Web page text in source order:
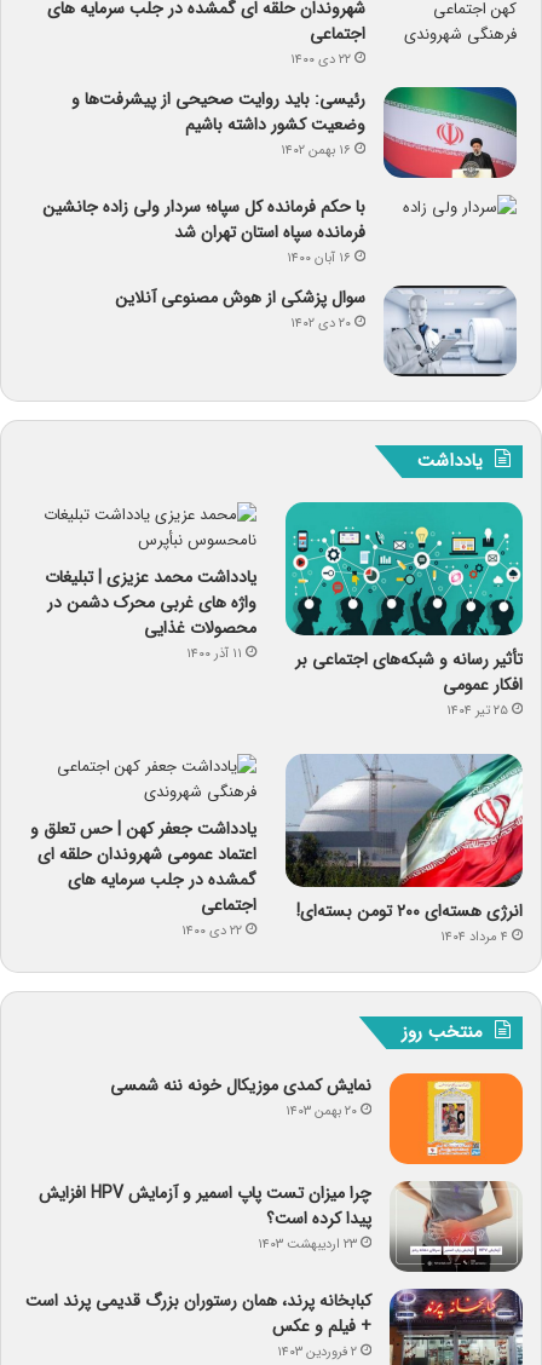
شهروندان حلقه ای گمشده در جلب سرمایه های
اجتماعی
۲۲ دی ۱۴۰۰
رئیسی: باید روایت صحیحی از پیشرفت‌ها و
وضعیت کشور داشته باشیم
۱۶ بهمن ۱۴۰۲
با حکم فرمانده کل سپاه؛ سردار ولی زاده جانشین
فرمانده سپاه استان تهران شد
۱۶ آبان ۱۴۰۰
سوال پزشکی از هوش مصنوعی آنلاین
۲۰ دی ۱۴۰۲
یادداشت
تأثیر رسانه و شبکه‌های اجتماعی بر
افکار عمومی
۲۵ تیر ۱۴۰۴
یادداشت محمد عزیزی | تبلیغات
واژه های غربی محرک دشمن در
محصولات غذایی
۱۱ آذر ۱۴۰۰
انرژی هسته‌ای ۲۰۰ تومن بسته‌ای!
۴ مرداد ۱۴۰۴
یادداشت جعفر کهن | حس تعلق و
اعتماد عمومی شهروندان حلقه ای
گمشده در جلب سرمایه های
اجتماعی
۲۲ دی ۱۴۰۰
منتخب روز
نمایش کمدی موزیکال خونه ننه شمسی
۲۰ بهمن ۱۴۰۳
چرا میزان تست پاپ اسمیر و آزمایش HPV افزایش
پیدا کرده است؟
۲۳ اردیبهشت ۱۴۰۳
کبابخانه پرند، همان رستوران بزرگ قدیمی پرند است
+ فیلم و عکس
۲ فروردین ۱۴۰۳